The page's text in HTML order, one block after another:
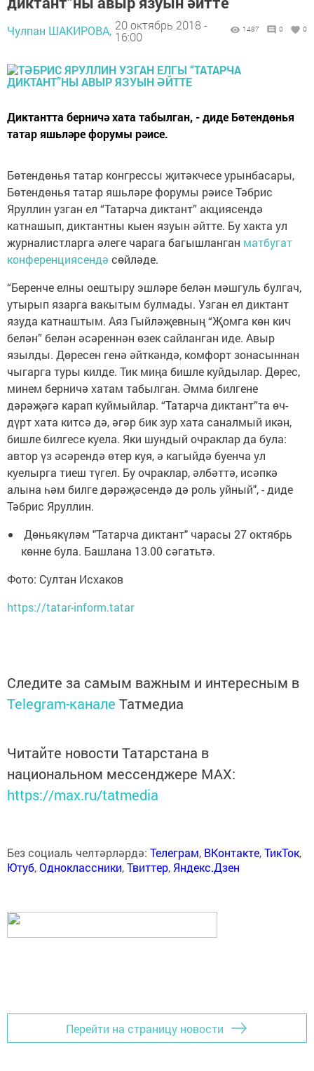
Чулпан ШАКИРОВА, 20 октябрь 2018 -
16:00
1487 0 0
Диктантта берничә хата табылган, - диде Бөтендөнья
татар яшьләре форумы рәисе.
Бөтендөнья татар конгрессы җитәкчесе урынбасары,
Бөтендөнья татар яшьләре форумы рәисе Тәбрис
Яруллин узган ел “Татарча диктант” акциясендә
катнашып, диктантны кыен язуын әйтте. Бу хакта ул
журналистларга әлеге чарага багышланган матбугат
конференциясендә сөйләде.
“Беренче елны оештыру эшләре белән мәшгуль булгач,
утырып язарга вакытым булмады. Узган ел диктант
язуда катнаштым. Аяз Гыйләҗевның “Җомга көн кич
белән” белән әсәреннән өзек сайланган иде. Авыр
язылды. Дөресен генә әйткәндә, комфорт зонасыннан
чыгарга туры килде. Тик миңа бишле куйдылар. Дөрес,
минем берничә хатам табылган. Әмма билгене
дәрәҗәгә карап куймыйлар. “Татарча диктант”та өч-
дүрт хата китсә дә, әгәр бик зур хата саналмый икән,
бишле билгесе куела. Яки шундый очраклар да була:
автор үз әсәрендә өтер куя, ә кагыйдә буенча ул
куелырга тиеш түгел. Бу очраклар, әлбәттә, исәпкә
алына һәм билге дәрәҗәсендә дә роль уйный", - диде
Тәбрис Яруллин.
Дөньякүләм "Татарча диктант" чарасы 27 октябрь
көнне була. Башлана 13.00 сәгатьтә.
Фото: Султан Исхаков
https://tatar-inform.tatar
Следите за самым важным и интересным в
Telegram-канале Татмедиа
Читайте новости Татарстана в
национальном мессенджере MАХ:
https://max.ru/tatmedia
Без социаль челтәрләрдә: Телеграм, ВКонтакте,ТикТок,
Ютуб,Одноклассники,Твиттер, Яндекс.Дзен
Перейти на страницу новости